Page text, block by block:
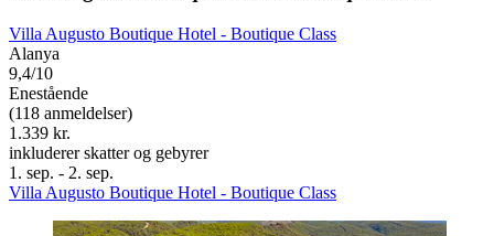
Villa Augusto Boutique Hotel - Boutique Class
Alanya
9,4/10
Enestående
(118 anmeldelser)
1.339 kr.
inkluderer skatter og gebyrer
1. sep. - 2. sep.
Villa Augusto Boutique Hotel - Boutique Class